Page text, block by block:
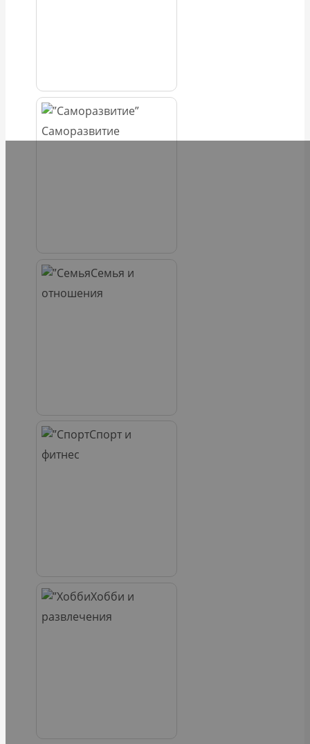
Саморазвитие
Семья и
отношения
Спорт и
фитнес
Хобби и
развлечения